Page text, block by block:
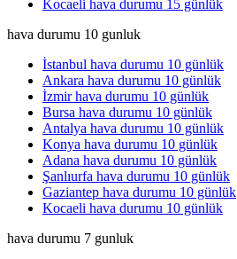
Kocaeli hava durumu 15 günlük
hava durumu 10 gunluk
İstanbul hava durumu 10 günlük
Ankara hava durumu 10 günlük
İzmir hava durumu 10 günlük
Bursa hava durumu 10 günlük
Antalya hava durumu 10 günlük
Konya hava durumu 10 günlük
Adana hava durumu 10 günlük
Şanlıurfa hava durumu 10 günlük
Gaziantep hava durumu 10 günlük
Kocaeli hava durumu 10 günlük
hava durumu 7 gunluk